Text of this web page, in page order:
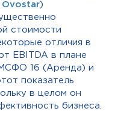
Ovostar)
стоимости
отличия в
EBITDA в плане
16 (Аренда) и
показатель
в целом он
бизнеса.